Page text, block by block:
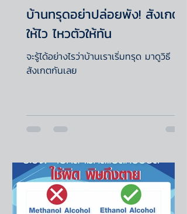
บ้านทรุดอย่าปล่อยพัง! สังเกต
ให้ไว ไหวตัวให้ทัน
จะรู้ได้อย่างไรว่าบ้านเราเริ่มทรุด มาดูวิธี
สังเกตกันเลย